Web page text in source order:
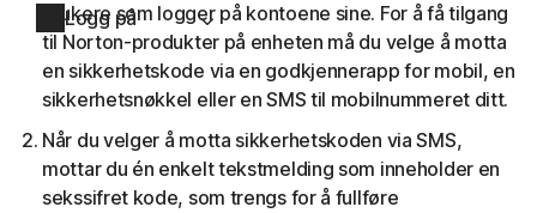
Logg på
brukere som logger på kontoene sine. For å få tilgang
til Norton-produkter på enheten må du velge å motta
en sikkerhetskode via en godkjennerapp for mobil, en
sikkerhetsnøkkel eller en SMS til mobilnummeret ditt.
Når du velger å motta sikkerhetskoden via SMS,
mottar du én enkelt tekstmelding som inneholder en
sekssifret kode, som trengs for å fullføre